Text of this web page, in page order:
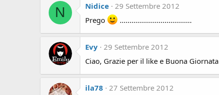
N Nidice
29 Settembre 2012
Prego
.....................................
Evy
29 Settembre 2012
Ciao, Grazie per il like e Buona Giornata
ila78
27 Settembre 2012